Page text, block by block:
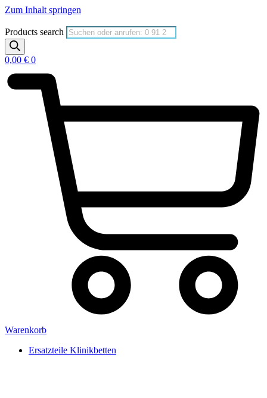
Zum Inhalt springen
Products search
0,00 € 0
Warenkorb
Ersatzteile Klinikbetten